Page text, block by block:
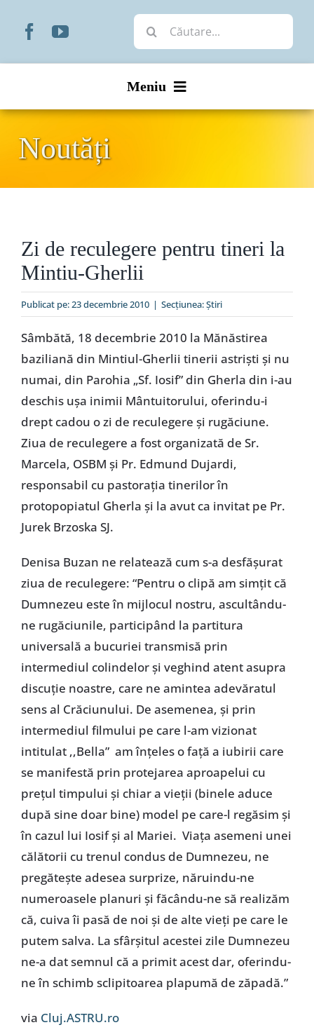
Cautare...
Meniu
Organizare
Liturgic
Noutăți
Zi de reculegere pentru tineri la
Mintiu-Gherlii
Publicat pe: 23 decembrie 2010 | Secțiunea:Ştiri
Sâmbătă, 18 decembrie 2010 la Mănăstirea
baziliană din Mintiul-Gherlii tinerii astrişti şi nu
numai, din Parohia „Sf. Iosif” din Gherla din i-au
deschis uşa inimii Mântuitorului, oferindu-i
drept cadou o zi de reculegere şi rugăciune.
Ziua de reculegere a fost organizată de Sr.
Marcela, OSBM şi Pr. Edmund Dujardi,
responsabil cu pastoraţia tinerilor în
protopopiatul Gherla şi la avut ca invitat pe Pr.
Jurek Brzoska SJ.
Denisa Buzan ne relatează cum s-a desfăşurat
ziua de reculegere: “Pentru o clipă am simţit că
Dumnezeu este în mijlocul nostru, ascultându-
ne rugăciunile, participând la partitura
universală a bucuriei transmisă prin
intermediul colindelor şi veghind atent asupra
discuţie noastre, care ne amintea adevăratul
sens al Crăciunului. De asemenea, şi prin
intermediul filmului pe care l-am vizionat
intitulat ,,Bella” am înţeles o faţă a iubirii care
se manifestă prin protejarea aproapelui cu
preţul timpului şi chiar a vieţii (binele aduce
după sine doar bine) model pe care-l regăsim şi
în cazul lui Iosif şi al Mariei. Viaţa asemeni unei
călătorii cu trenul condus de Dumnezeu, ne
pregăteşte adesea surprize, năruindu-ne
numeroasele planuri şi făcându-ne să realizăm
că, cuiva îi pasă de noi şi de alte vieţi pe care le
putem salva. La sfârşitul acestei zile Dumnezeu
ne-a dat semnul că a primit acest dar, oferindu-
ne în schimb sclipitoarea plapumă de zăpadă.”
via Cluj.ASTRU.ro